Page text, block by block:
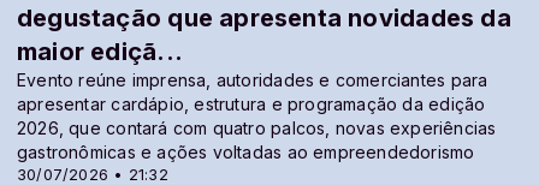
30/07/2026 • 21:32
degustação que apresenta novidades da
maior ediçã...
Evento reúne imprensa, autoridades e comerciantes para
apresentar cardápio, estrutura e programação da edição
2026, que contará com quatro palcos, novas experiências
gastronômicas e ações voltadas ao empreendedorismo